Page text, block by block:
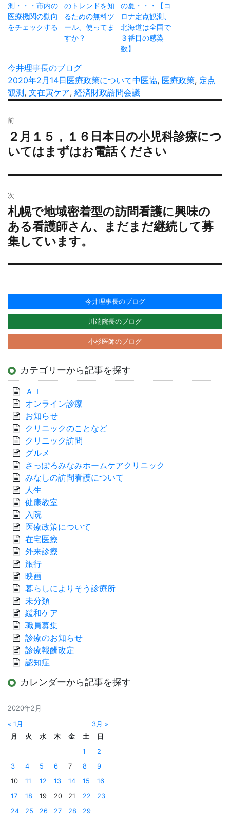
測・・・市内の
医療機関の動向
をチェックする
のトレンドを知
るための無料ツ
ール、使ってま
すか？
の夏・・・【コ
ロナ定点観測、
北海道は全国で
３番目の感染
数】
投
稿
者
今井理事長のブログ
投
稿
2020年2月14日カ
テ
医療政策についてタ
グ
中医協, 医療政策, 定点
観測, 文在寅ケア, 経済財政諮問会議
稿
ナ
ビ
シ
ョ
ン
前
過
去
投
２月１５，１６日本日の小児科診療につ
いてはまずはお電話ください
次
次
の
投
稿:
札幌で地域密着型の訪問看護に興味の
ある看護師さん、まだまだ継続して募
集しています。
今井理事長のブログ
川端院長のブログ
小杉医師のブログ
カテゴリーから記事を探す
ＡＩ
オンライン診療
お知らせ
クリニックのことなど
クリニック訪問
グルメ
さっぽろみなみホームケアクリニック
みなしの訪問看護について
人生
健康教室
入院
医療政策について
在宅医療
外来診療
旅行
映画
暮らしによりそう診療所
未分類
緩和ケア
職員募集
診療のお知らせ
診療報酬改定
認知症
カレンダーから記事を探す
2020年2月
« 1月
3月 »
月
火 水 木 金 土
日
1
2
3
4 5 6 7 8
9
10
11 12 13 14 15
16
17
18 19 20 21 22
23
24
25 26 27 28 29